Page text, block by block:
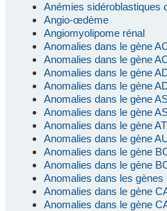
Anémies sidéroblastiques
Angio-œdème
Angiomyolipome rénal
Anomalies dans le gène
Anomalies dans le gène
Anomalies dans le gène
Anomalies dans le gène
Anomalies dans le gène
Anomalies dans le gène
Anomalies dans le gène
Anomalies dans le gène
Anomalies dans le gène
Anomalies dans le gène
Anomalies dans les gènes
Anomalies dans le gène
Anomalies dans le gène